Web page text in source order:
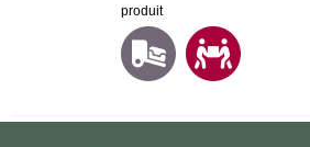
produit